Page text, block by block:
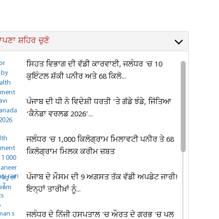
ਸ਼ਹਿਰ ਚੁਣੋ
ਸਿਹਤ ਵਿਭਾਗ ਦੀ ਵੱਡੀ ਕਾਰਵਾਈ, ਜਲੰਧਰ 'ਚ 10
ਕੁਇੰਟਲ ਸ਼ੱਕੀ ਪਨੀਰ ਅਤੇ 68 ਕਿਲੋ...
ਪੰਜਾਬ ਦੀ ਧੀ ਨੇ ਵਿਦੇਸ਼ੀ ਧਰਤੀ ’ਤੇ ਗੱਡੇ ਝੰਡੇ, ਜਿੱਤਿਆ
‘ਕੈਨੇਡਾ ਵਰਲਡ 2026’...
ਜਲੰਧਰ 'ਚ 1,000 ਕਿਲੋਗ੍ਰਾਮ ਮਿਲਾਵਟੀ ਪਨੀਰ ਤੇ 68
ਕਿਲੋਗ੍ਰਾਮ ਮਿਲਕ ਕਰੀਮ ਜ਼ਬਤ
ਪੰਜਾਬ ਦੇ ਮੌਸਮ ਦੀ 9 ਅਗਸਤ ਤੱਕ ਵੱਡੀ ਅਪਡੇਟ ਜਾਰੀ!
ਇਨ੍ਹਾਂ ਤਾਰੀਖ਼ਾਂ ਨੂੰ...
ਜਲੰਧਰ ਦੇ ਨਿੱਜੀ ਹਸਪਤਾਲ 'ਚ ਔਰਤ ਦੇ ਗਰਭ 'ਚ ਪਲ